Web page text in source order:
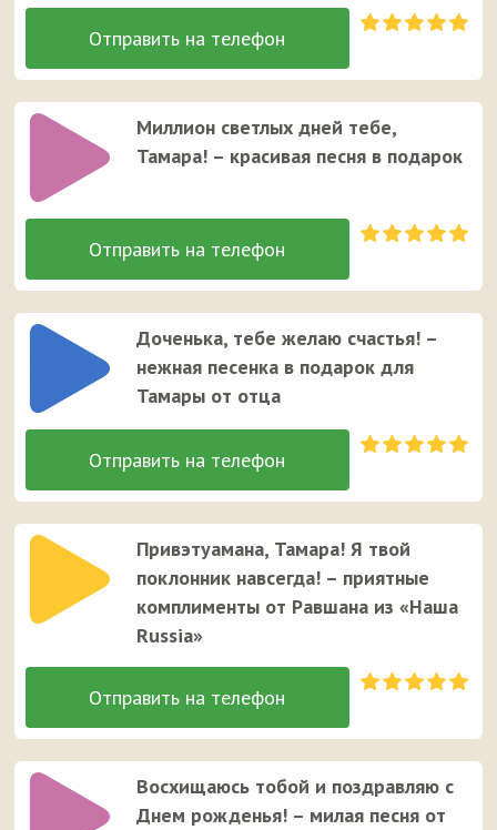
Миллион светлых дней тебе,
Тамара! – красивая песня в подарок
Доченька, тебе желаю счастья! –
нежная песенка в подарок для
Тамары от отца
Привэтуамана, Тамара! Я твой
поклонник навсегда! – приятные
комплименты от Равшана из «Наша
Russia»
Восхищаюсь тобой и поздравляю с
Днем рожденья! – милая песня от